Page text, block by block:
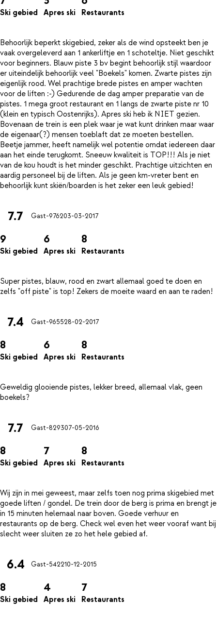
Ski gebied Apres ski Restaurants
Behoorlijk beperkt skigebied, zeker als de wind opsteekt ben je
vaak overgeleverd aan 1 ankerliftje en 1 schoteltje. Niet geschikt
voor beginners. Blauw piste 3 bv begint behoorlijk stijl waardoor
er uiteindelijk behoorlijk veel "Boekels" komen. Zwarte pistes zijn
eigenlijk rood. Wel prachtige brede pistes en amper wachten
voor de liften :-) Gedurende de dag amper preparatie van de
pistes. 1 mega groot restaurant en 1 langs de zwarte piste nr 10
(klein en typisch Oostenrijks). Apres ski heb ik NIET gezien.
Bovenaan de trein is een plek waar je wat kunt drinken maar waar
de eigenaar(?) mensen toeblaft dat ze moeten bestellen.
Beetje jammer, heeft namelijk wel potentie omdat iedereen daar
aan het einde terugkomt. Sneeuw kwaliteit is TOP!!! Als je niet
van de kou houdt is het minder geschikt. Prachtige uitzichten en
aardig personeel bij de liften. Als je geen km-vreter bent en
7.7 Gast-976203-03-2017
9
Ski gebied
6
Apres ski
8
Restaurants
Super pistes, blauw, rood en zwart allemaal goed te doen en
7.4 Gast-965528-02-2017
8
Ski gebied
6
Apres ski
8
Restaurants
Geweldig glooiende pistes, lekker breed, allemaal vlak, geen
7.7 Gast-829307-05-2016
8
Ski gebied
7
Apres ski
8
Restaurants
Wij zijn in mei geweest, maar zelfs toen nog prima skigebied met
goede liften / gondel. De trein door de berg is prima en brengt je
in 15 minuten helemaal naar boven. Goede verhuur en
restaurants op de berg. Check wel even het weer vooraf want bij
6.4 Gast-542210-12-2015
8
Ski gebied
4
Apres ski
7
Restaurants